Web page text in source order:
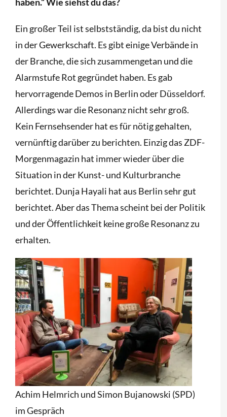
Ein großer Teil ist selbstständig, da bist du nicht
in der Gewerkschaft. Es gibt einige Verbände in
der Branche, die sich zusammengetan und die
Alarmstufe Rot gegründet haben. Es gab
hervorragende Demos in Berlin oder Düsseldorf.
Allerdings war die Resonanz nicht sehr groß.
Kein Fernsehsender hat es für nötig gehalten,
vernünftig darüber zu berichten. Einzig das ZDF-
Morgenmagazin hat immer wieder über die
Situation in der Kunst- und Kulturbranche
berichtet. Dunja Hayali hat aus Berlin sehr gut
berichtet. Aber das Thema scheint bei der Politik
und der Öffentlichkeit keine große Resonanz zu
erhalten.
Achim Helmrich und Simon Bujanowski (SPD)
im Gespräch